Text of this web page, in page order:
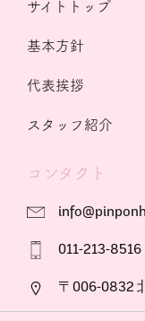
サイトトップ
基本方針
代表挨拶
スタッフ紹介
コンタクト
011-213-8516
〒006-0832